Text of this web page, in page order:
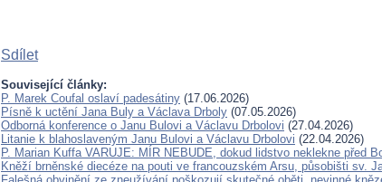
Sdílet
Související články:
P. Marek Coufal oslaví padesátiny (17.06.2026)
Písně k uctění Jana Buly a Václava Drboly (07.05.2026)
Odborná konference o Janu Bulovi a Václavu Drbolovi (27.04.2026)
Litanie k blahoslaveným Janu Bulovi a Václavu Drbolovi (22.04.2026)
P. Marian Kuffa VARUJE: MÍR NEBUDE, dokud lidstvo neklekne před
Kněží brněnské diecéze na pouti ve francouzském Arsu, působišti sv.